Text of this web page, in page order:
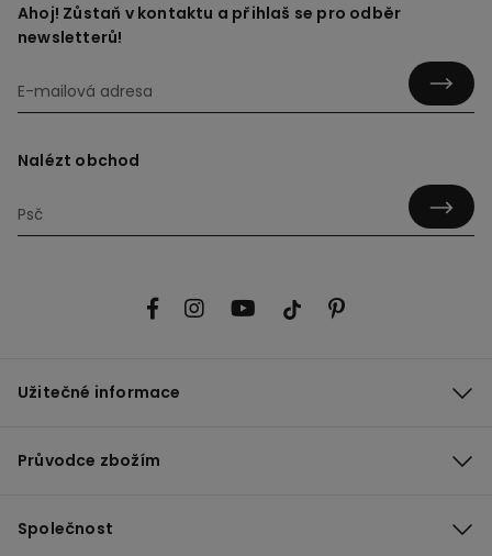
Ahoj! Zůstaň v kontaktu a přihlaš se pro odběr
newsletterů!
Nalézt obchod
Užitečné informace
Průvodce zbožím
Společnost